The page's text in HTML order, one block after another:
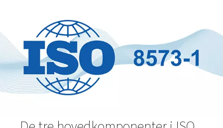
ISO 8573-1 er ikke kun et statisk dokument; det
at afspejle teknologiske fremskridt og ændringer i
praksis. Den anvendes i vid udstrækning på tværs af
industrier, herunder medicinalvarer, fødevarer og
samt produktion, hvor kvaliteten af trykluft er
Overholdelse af ISO 8573-1 er afgørende for at sikre